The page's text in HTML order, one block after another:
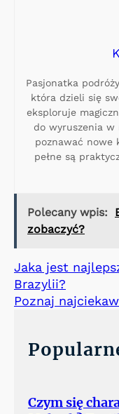
Pasjonatka
która dzieli się
eksploruje
do wyruszenia w
poznawać nowe
pełne są
Polecany wpis:
zobaczyć?
Jaka jest
Brazylii?
Poznaj
Czym się